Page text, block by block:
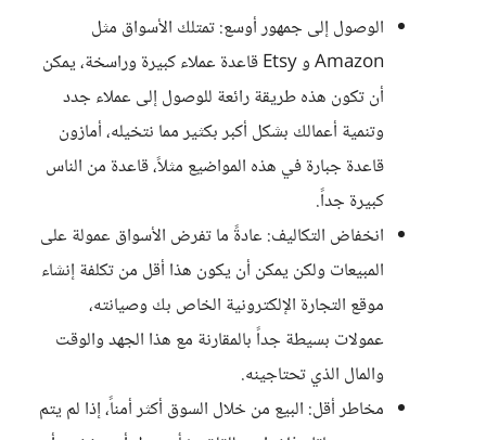
الوصول إلى جمهور أوسع: تمتلك الأسواق مثل
Amazon و Etsy قاعدة عملاء كبيرة وراسخة، يمكن
أن تكون هذه طريقة رائعة للوصول إلى عملاء جدد
وتنمية أعمالك بشكل أكبر بكثير مما نتخيله، أمازون
قاعدة جبارة في هذه المواضيع مثلاً، قاعدة من الناس
كبيرة جداً.
انخفاض التكاليف: عادةً ما تفرض الأسواق عمولة على
المبيعات ولكن يمكن أن يكون هذا أقل من تكلفة إنشاء
موقع التجارة الإلكترونية الخاص بك وصيانته،
عمولات بسيطة جداً بالمقارنة مع هذا الجهد والوقت
والمال الذي تحتاجينه.
مخاطر أقل: البيع من خلال السوق أكثر أمناً، إذا لم يتم